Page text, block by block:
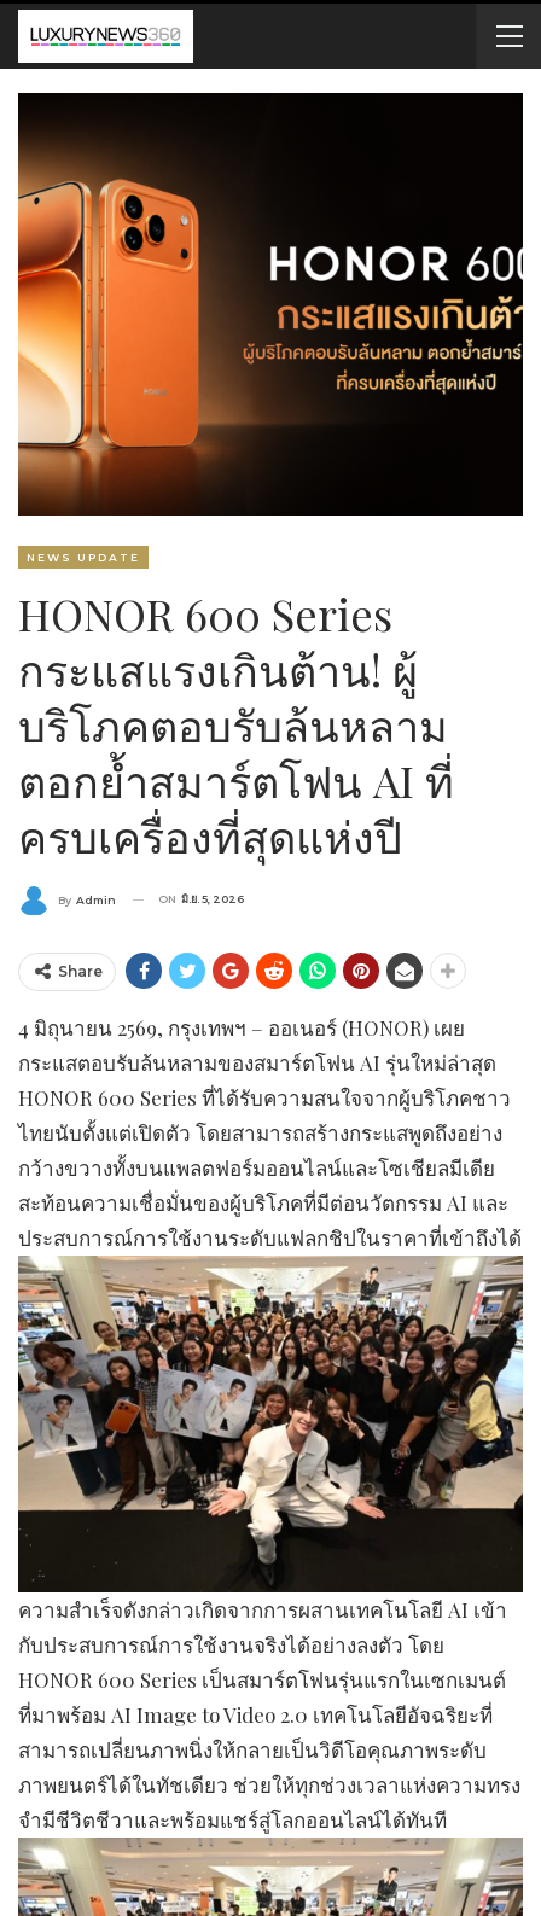
NEWS UPDATE
HONOR 600 Series
กระแสแรงเกินต้าน! ผู้
บริโภคตอบรับล้นหลาม
ตอกย้ำสมาร์ตโฟน AI ที่
ครบเครื่องที่สุดแห่งปี
By Admin ON มิ.ย. 5, 2026
Share
4 มิถุนายน 2569, กรุงเทพฯ – ออเนอร์ (HONOR) เผย
กระแสตอบรับล้นหลามของสมาร์ตโฟน AI รุ่นใหม่ล่าสุด
HONOR 600 Series ที่ได้รับความสนใจจากผู้บริโภคชาว
ไทยนับตั้งแต่เปิดตัว โดยสามารถสร้างกระแสพูดถึงอย่าง
กว้างขวางทั้งบนแพลตฟอร์มออนไลน์และโซเชียลมีเดีย
สะท้อนความเชื่อมั่นของผู้บริโภคที่มีต่อนวัตกรรม AI และ
ประสบการณ์การใช้งานระดับแฟลกชิปในราคาที่เข้าถึงได้
ความสำเร็จดังกล่าวเกิดจากการผสานเทคโนโลยี AI เข้า
กับประสบการณ์การใช้งานจริงได้อย่างลงตัว โดย
HONOR 600 Series เป็นสมาร์ตโฟนรุ่นแรกในเซกเมนต์
ที่มาพร้อม AI Image to Video 2.0 เทคโนโลยีอัจฉริยะที่
สามารถเปลี่ยนภาพนิ่งให้กลายเป็นวิดีโอคุณภาพระดับ
ภาพยนตร์ได้ในทัชเดียว ช่วยให้ทุกช่วงเวลาแห่งความทรง
จำมีชีวิตชีวาและพร้อมแชร์สู่โลกออนไลน์ได้ทันที